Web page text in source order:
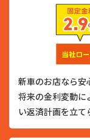
新車のお店なら安
将来の金利変動に
い返済計画を立て